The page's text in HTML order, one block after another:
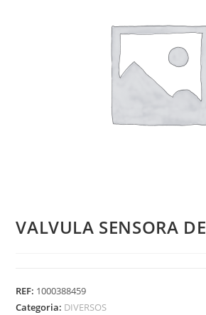
VALVULA SENSORA
REF: 1000388459
Categoria: DIVERSOS